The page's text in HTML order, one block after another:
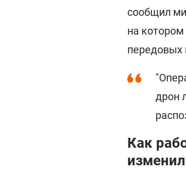
сообщил
на
передовых
дрон
Как